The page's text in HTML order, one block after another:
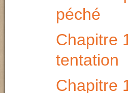
péché
Chapitre
tentation
Chapitre